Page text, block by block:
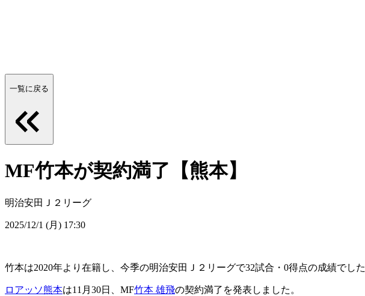
一覧に戻る
MF竹本が契約満了【熊本】
明治安田Ｊ２リーグ
2025/12/1 (月) 17:30
竹本は2020年より在籍し、今季の明治安田Ｊ２リーグで32試合・0得点の成績でした
ロアッソ熊本は11月30日、MF竹本 雄飛の契約満了を発表しました。